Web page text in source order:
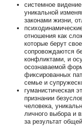
системное
уникальной
законами жизни,
отношения как
которые берут
сопровождаются
конфликтами, и
осознаваемой
фиксированных
семье и
гуманистическая
признании
человека,
личного выбора и
за результат